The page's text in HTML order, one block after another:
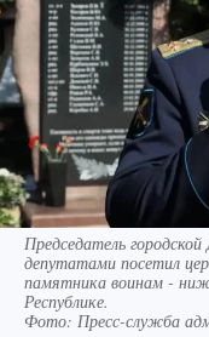
Председатель
депутатами посетил
памятника воинам -
Республике.
Фото: Пресс-служба